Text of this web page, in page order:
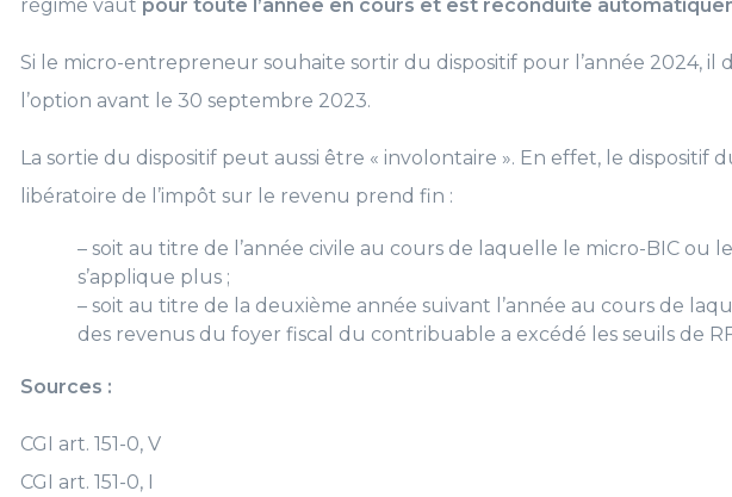
régime vaut pour toute l’année en cours et est reconduite
Si le micro-entrepreneur souhaite sortir du dispositif pour l’année 2024, il
l’option avant le 30 septembre 2023.
La sortie du dispositif peut aussi être « involontaire ». En effet, le dispositif
libératoire de l’impôt sur le revenu prend fin :
– soit au titre de l’année civile au cours de laquelle le micro-BIC ou
s’applique plus ;
– soit au titre de la deuxième année suivant l’année au cours de
des revenus du foyer fiscal du contribuable a excédé les seuils de
Sources :
CGI art. 151-0, V
CGI art. 151-0, I